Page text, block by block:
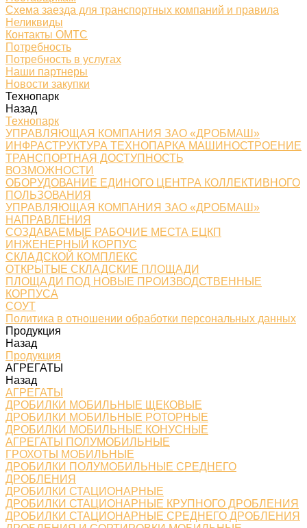
Схема заезда для транспортных компаний и правила
Неликвиды
Контакты ОМТС
Потребность
Потребность в услугах
Наши партнеры
Новости закупки
Технопарк
Назад
Технопарк
УПРАВЛЯЮЩАЯ КОМПАНИЯ ЗАО «ДРОБМАШ»
ИНФРАСТРУКТУРА ТЕХНОПАРКА МАШИНОСТРОЕНИЕ
ТРАНСПОРТНАЯ ДОСТУПНОСТЬ
ВОЗМОЖНОСТИ
ОБОРУДОВАНИЕ ЕДИНОГО ЦЕНТРА КОЛЛЕКТИВНОГО
ПОЛЬЗОВАНИЯ
УПРАВЛЯЮЩАЯ КОМПАНИЯ ЗАО «ДРОБМАШ»
НАПРАВЛЕНИЯ
СОЗДАВАЕМЫЕ РАБОЧИЕ МЕСТА ЕЦКП
ИНЖЕНЕРНЫЙ КОРПУС
СКЛАДСКОЙ КОМПЛЕКС
ОТКРЫТЫЕ СКЛАДСКИЕ ПЛОЩАДИ
ПЛОЩАДИ ПОД НОВЫЕ ПРОИЗВОДСТВЕННЫЕ
КОРПУСА
СОУТ
Политика в отношении обработки персональных данных
Продукция
Назад
Продукция
АГРЕГАТЫ
Назад
АГРЕГАТЫ
ДРОБИЛКИ МОБИЛЬНЫЕ ЩЕКОВЫЕ
ДРОБИЛКИ МОБИЛЬНЫЕ РОТОРНЫЕ
ДРОБИЛКИ МОБИЛЬНЫЕ КОНУСНЫЕ
АГРЕГАТЫ ПОЛУМОБИЛЬНЫЕ
ГРОХОТЫ МОБИЛЬНЫЕ
ДРОБИЛКИ ПОЛУМОБИЛЬНЫЕ СРЕДНЕГО
ДРОБЛЕНИЯ
ДРОБИЛКИ СТАЦИОНАРНЫЕ
ДРОБИЛКИ СТАЦИОНАРНЫЕ КРУПНОГО ДРОБЛЕНИЯ
ДРОБИЛКИ СТАЦИОНАРНЫЕ СРЕДНЕГО ДРОБЛЕНИЯ